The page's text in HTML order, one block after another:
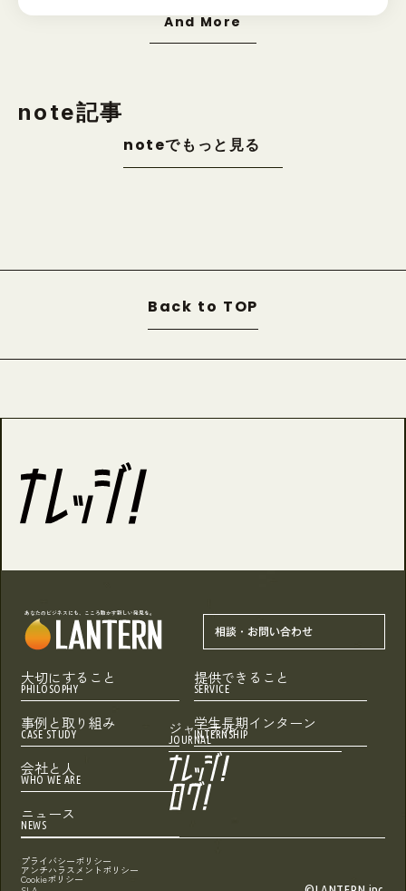
And More
note記事
noteでもっと見る
Back to TOP
あなたのビジネスにも、こころ動かす新しい発見を。
相談・お問い合わせ
PHILOSOPHY
大切にすること
SERVICE
提供できること
CASE STUDY
事例と取り組み
WHO WE ARE
会社と人
INTERNSHIP
学生長期インターン
NEWS
ニュース
JOURNAL
ジャーナル
プライバシーポリシー
アンチハラスメントポリシー
Cookieポリシー